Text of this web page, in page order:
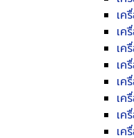
เค
เค
เค
เค
เค
เค
เค
เค